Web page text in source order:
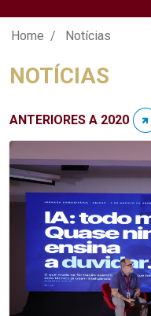
Notícias - Unicap
Home Notícias
NOTÍCIAS
ANTERIORES A 2020